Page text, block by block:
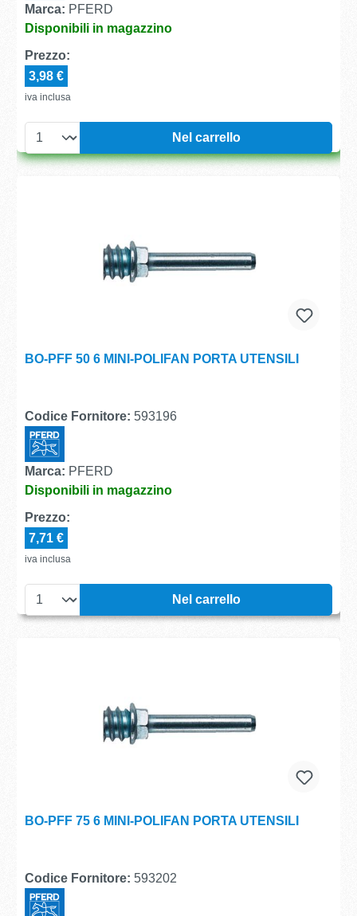
Marca: PFERD
Disponibili in magazzino
Prezzo:
3,98 €
iva inclusa
Nel carrello
BO-PFF 50 6 MINI-POLIFAN PORTA UTENSILI
Codice Fornitore: 593196
Marca: PFERD
Disponibili in magazzino
Prezzo:
7,71 €
iva inclusa
Nel carrello
BO-PFF 75 6 MINI-POLIFAN PORTA UTENSILI
Codice Fornitore: 593202